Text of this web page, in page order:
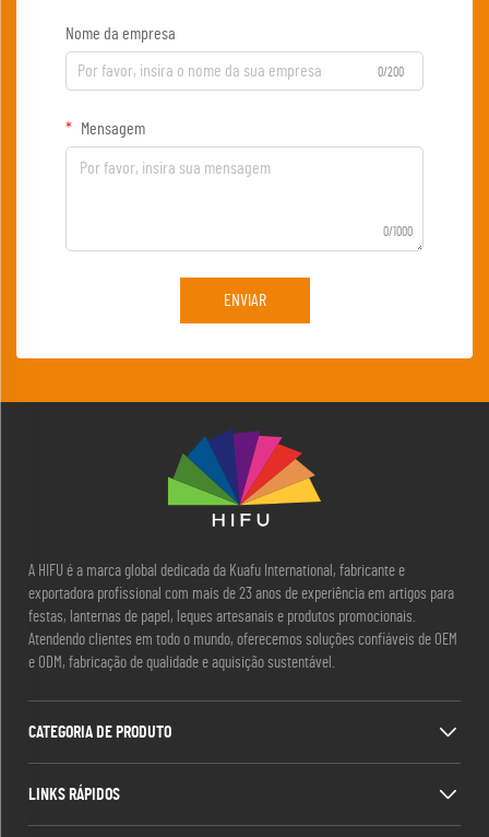
Nome da empresa
0/200
Mensagem
0/1000
ENVIAR
A HIFU é a marca global dedicada da Kuafu International, fabricante e
exportadora profissional com mais de 23 anos de experiência em artigos para
festas, lanternas de papel, leques artesanais e produtos promocionais.
Atendendo clientes em todo o mundo, oferecemos soluções confiáveis de OEM
e ODM, fabricação de qualidade e aquisição sustentável.
CATEGORIA DE PRODUTO
LINKS RÁPIDOS